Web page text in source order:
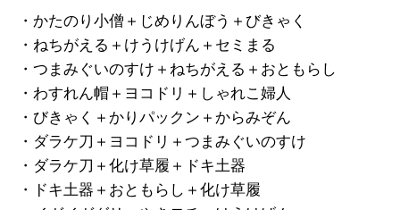
・かたのり小僧＋じめりんぼう＋びきゃく
・ねちがえる＋けうけげん＋セミまる
・つまみぐいのすけ＋ねちがえる＋おともらし
・わすれん帽＋ヨコドリ＋しゃれこ婦人
・びきゃく＋かりパックン＋からみぞん
・ダラケ刀＋ヨコドリ＋つまみぐいのすけ
・ダラケ刀＋化け草履＋ドキ土器
・ドキ土器＋おともらし＋化け草履